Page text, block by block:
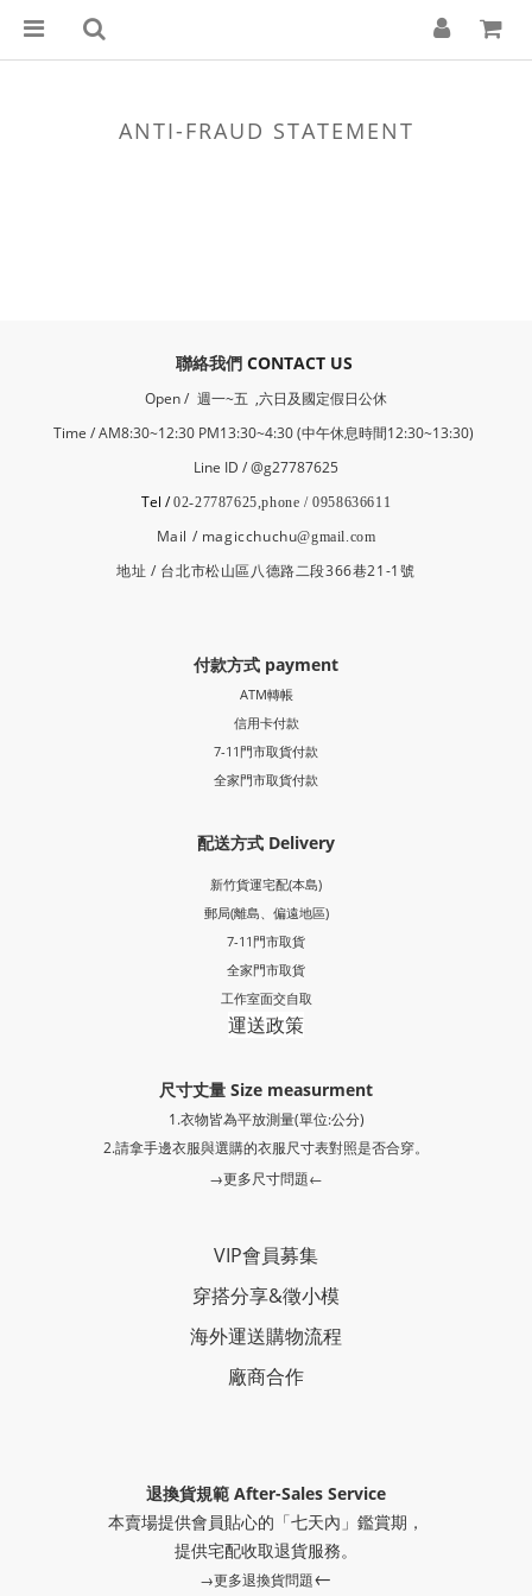
ANTI-FRAUD STATEMENT
​聯絡我們 CONTACT US
Open / 週一~五 ,六日及國定假日公休
Time / AM8:30~12:30 PM13:30~4:30 (中午休息時間12:30~13:30)
Line ID / @g27787625
Tel /02-27787625,phone / 0958636611
Mail / magicchuchu@gmail.com
地址 / 台北市松山區八德路二段366巷21-1號
付款方式 payment
ATM轉帳
信用卡付款
7-11門市取貨付款
全家門市取貨付款
配送方式 Delivery
新竹貨運宅配(本島)
郵局(離島、偏遠地區)
7-11門市取貨
全家門市取貨
工作室面交自取
運送政策
尺寸丈量 Size measurment
1.衣物皆為平放測量(單位:公分)
2.請拿手邊衣服與選購的衣服尺寸表對照是否合穿。
→更多尺寸問題←
VIP會員募集
穿搭分享&徵小模
海外運送購物流程
廠商合作
退換貨規範 After-Sales Service
本賣場提供會員貼心的「七天內」鑑賞期，
提供宅配收取退貨服務。
→更多退換貨問題←